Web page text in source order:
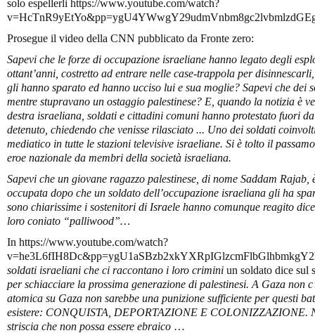
solo espellerli https://www.youtube.com/watch?
Prosegue il video della CNN pubblicato da Fronte zero:
Sapevi che le forze di occupazione israeliane hanno legato degli
ottant’anni, costretto ad entrare nelle case-trappola per
gli hanno sparato ed hanno ucciso lui e sua moglie? Sapevi che dei
mentre stupravano un ostaggio palestinese? E, quando la notizia è
destra israeliana, soldati e cittadini comuni hanno protestato fuori
detenuto, chiedendo che venisse rilasciato ... Uno dei soldati
mediatico in tutte le stazioni televisive israeliane. Si è tolto il
eroe nazionale da membri della società israeliana.
Sapevi che un giovane ragazzo palestinese, di nome Saddam
occupata dopo che un soldato dell’occupazione israeliana gli ha
sono chiarissime i sostenitori di Israele hanno comunque reagito
loro coniato “palliwood”…
In https://www.youtube.com/watch?
soldati israeliani che ci raccontano i loro crimini un soldato dice sul
per schiacciare la prossima generazione di palestinesi. A Gaza non
atomica su Gaza non sarebbe una punizione sufficiente per questi
esistere: CONQUISTA, DEPORTAZIONE E COLONIZZAZIONE.
striscia che non possa essere ebraico …